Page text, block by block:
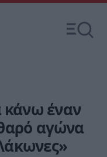
έναν
αγώνα